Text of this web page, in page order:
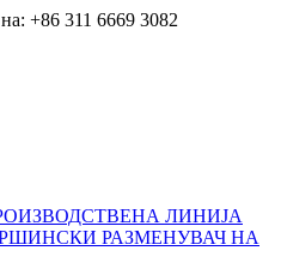
+86 311 6669 3082
ЛИНИЈА
РАЗМЕНУВАЧ НА